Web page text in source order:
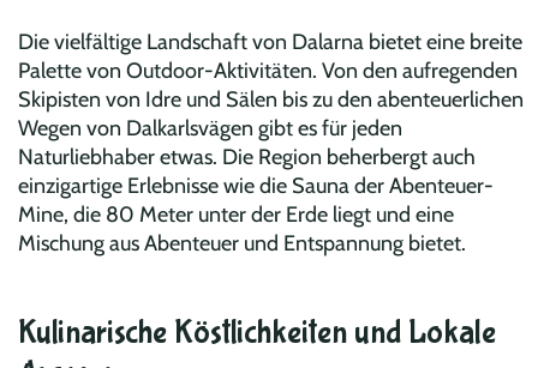
Die vielfältige Landschaft von Dalarna bietet eine breite
Palette von Outdoor-Aktivitäten. Von den aufregenden
Skipisten von Idre und Sälen bis zu den abenteuerlichen
Wegen von Dalkarlsvägen gibt es für jeden
Naturliebhaber etwas. Die Region beherbergt auch
einzigartige Erlebnisse wie die Sauna der Abenteuer-
Mine, die 80 Meter unter der Erde liegt und eine
Mischung aus Abenteuer und Entspannung bietet.
Kulinarische Köstlichkeiten und Lokale